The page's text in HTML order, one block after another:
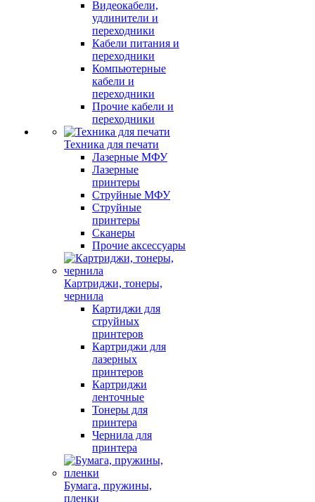
Видеокабели,
удлинители и
переходники
Кабели питания и
переходники
Компьютерные
кабели и
переходники
Прочие кабели и
переходники
Техника для печати
Лазерные МФУ
Лазерные
принтеры
Струйные МФУ
Струйные
принтеры
Сканеры
Прочие аксессуары
Картриджи, тонеры,
чернила
Картиджи для
струйных
принтеров
Картриджи для
лазерных
принтеров
Картриджи
ленточные
Тонеры для
принтера
Чернила для
принтера
Бумага, пружины,
пленки